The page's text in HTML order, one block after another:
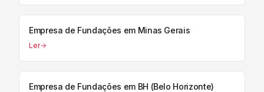
Empresa de Fundações em Minas Gerais
Ler
Empresa de Fundações em BH (Belo Horizonte)